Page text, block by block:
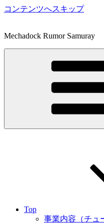
コンテンツへスキップ
Mechadock Rumor Samuray
Top
事業内容（チュ